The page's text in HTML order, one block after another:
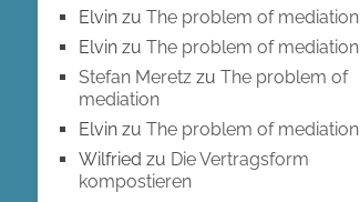
Elvin zuThe problem of mediation
Elvin zuThe problem of mediation
Stefan Meretz zuThe problem of
mediation
Elvin zuThe problem of mediation
Wilfried zu Die Vertragsform
kompostieren